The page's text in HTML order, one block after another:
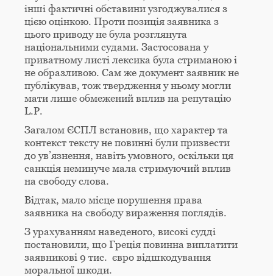
інші фактичні обставини узгоджувалися з
цією оцінкою. Проти позиція заявника з
цього приводу не була розглянута
національними судами. Застосована у
приватному листі лексика була стриманою і
не образливою. Сам же документ заявник не
публікував, тож твердження у ньому могли
мати лише обмежений вплив на репутацію
L.P.
Загалом ЄСПЛ встановив, що характер та
контекст тексту не повинні були призвести
до ув’язнення, навіть умовного, оскільки ця
санкція неминуче мала стримуючий вплив
на свободу слова.
Відтак, мало місце порушення права
заявника на свободу вираження поглядів.
З урахуванням наведеного, високі судді
постановили, що Греція повинна виплатити
заявникові 9 тис. євро відшкодування
моральної шкоди.